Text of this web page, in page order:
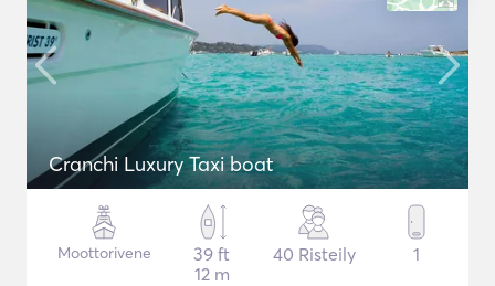
Cranchi Luxury Taxi boat
Moottorivene
39 ft
12 m
40 Risteily 1